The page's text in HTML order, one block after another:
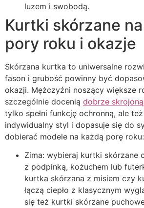
luzem i swobodą.
Kurtki skórzane
pory roku i okazje
Skórzana kurtka to uniwersalne
fason i grubość powinny być
okazji. Mężczyźni noszący większe
szczególnie docenią dobrze
tylko spełni funkcję ochronną, ale
indywidualny styl i dopasuje się do
dobierać modele na każdą porę roku:
Zima: wybieraj kurtki skórzane
z podpinką, kożuchem lub
kurtka skórzana z misiem czy
łączą ciepło z klasycznym
się też kurtki skórzane